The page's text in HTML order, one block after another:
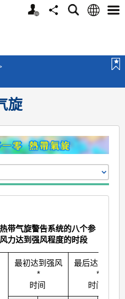
个
分
搜
语
选
旋
带气旋警告系统的八个参
力达到强风程度的时段
最初达到强风
*
时间
最后达到强风
*
时间